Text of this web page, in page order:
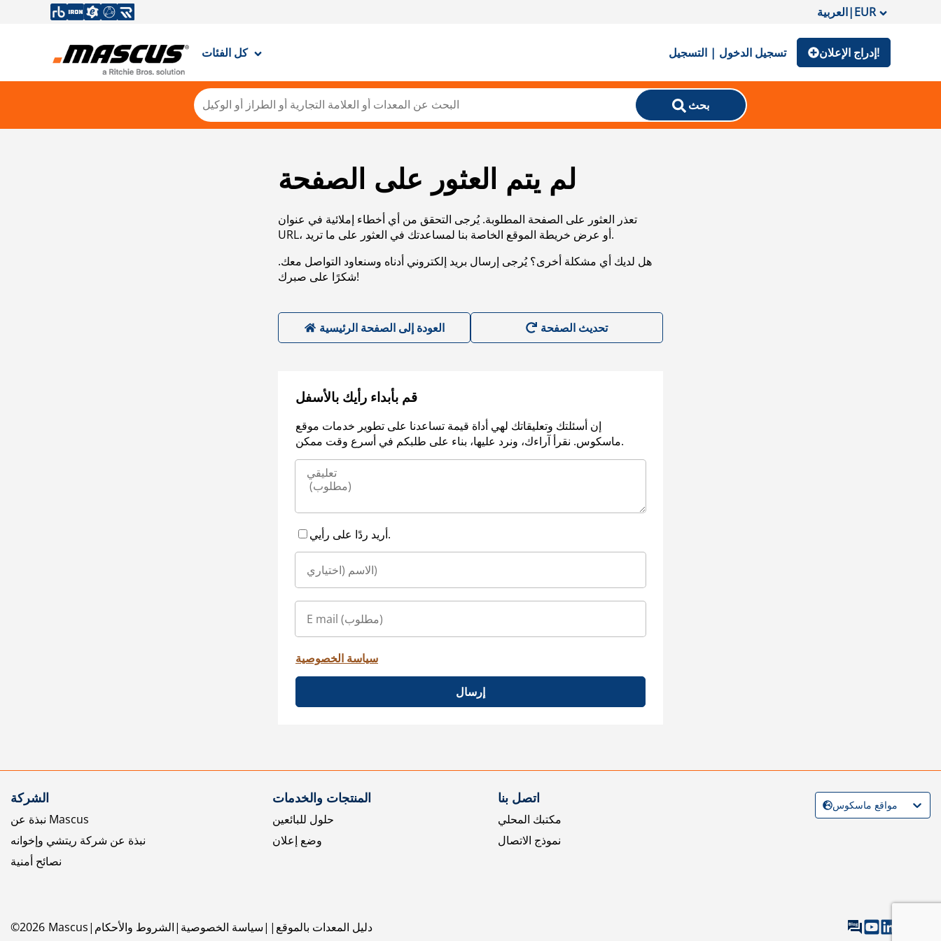
العربية|EUR
كل الفئات تسجيل الدخول | التسجيل إدراج الإعلان!
بحث
لم يتم العثور على الصفحة
تعذر العثور على الصفحة المطلوبة. يُرجى التحقق من أي أخطاء إملائية في عنوان
URL، أو عرض خريطة الموقع الخاصة بنا لمساعدتك في العثور على ما تريد.
هل لديك أي مشكلة أخرى؟ يُرجى إرسال بريد إلكتروني أدناه وسنعاود التواصل معك.
شكرًا على صبرك!
العودة إلى الصفحة الرئيسية
قم بأبداء رأيك بالأسفل
إن أسئلتك وتعليقاتك لهي أداة قيمة تساعدنا على تطوير خدمات موقع
ماسكوس. نقرأ آراءك، ونرد عليها، بناء على طلبكم في أسرع وقت ممكن.
أريد ردًا على رأيي.
سياسة الخصوصية
إرسال
الشركة
نبذة عن Mascus
نبذة عن شركة ريتشي وإخوانه
نصائح أمنية
المنتجات والخدمات
حلول للبائعين
وضع إعلان
اتصل بنا
مكتبك المحلي
نموذج الاتصال
©2026 Mascus الشروط والأحكام سياسة الخصوصية دليل المعدات بالموقع
مواقع ماسكوس